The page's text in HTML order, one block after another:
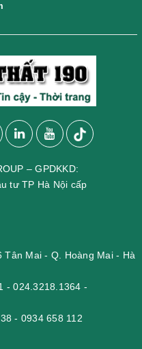
– GPDKKD:
tư TP Hà Nội cấp
Tân Mai - Q. Hoàng Mai - Hà
-024.3218.1364 -
- 0934 658 112